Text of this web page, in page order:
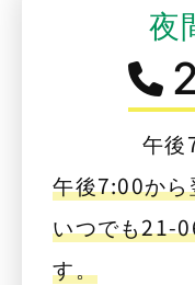
夜
午後
午後7:00か
いつでも21-
す。